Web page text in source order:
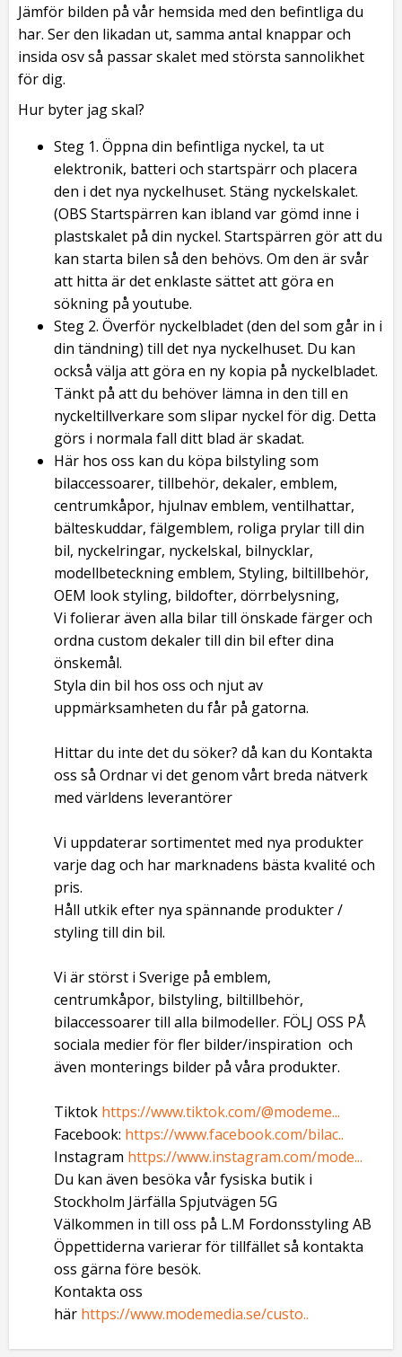
Jämför bilden på vår hemsida med den befintliga du
har. Ser den likadan ut, samma antal knappar och
insida osv så passar skalet med största sannolikhet
för dig.
Hur byter jag skal?
Steg 1. Öppna din befintliga nyckel, ta ut
elektronik, batteri och startspärr och placera
den i det nya nyckelhuset. Stäng nyckelskalet.
(OBS Startspärren kan ibland var gömd inne i
plastskalet på din nyckel. Startspärren gör att du
kan starta bilen så den behövs. Om den är svår
att hitta är det enklaste sättet att göra en
sökning på youtube.
Steg 2. Överför nyckelbladet (den del som går in i
din tändning) till det nya nyckelhuset. Du kan
också välja att göra en ny kopia på nyckelbladet.
Tänkt på att du behöver lämna in den till en
nyckeltillverkare som slipar nyckel för dig. Detta
görs i normala fall ditt blad är skadat.
Här hos oss kan du köpa bilstyling som
bilaccessoarer, tillbehör, dekaler, emblem,
centrumkåpor, hjulnav emblem, ventilhattar,
bälteskuddar, fälgemblem, roliga prylar till din
bil, nyckelringar, nyckelskal, bilnycklar,
modellbeteckning emblem, Styling, biltillbehör,
OEM look styling, bildofter, dörrbelysning,
Vi folierar även alla bilar till önskade färger och
ordna custom dekaler till din bil efter dina
önskemål.
Styla din bil hos oss och njut av
uppmärksamheten du får på gatorna.
Hittar du inte det du söker? då kan du Kontakta
oss så Ordnar vi det genom vårt breda nätverk
med världens leverantörer
Vi uppdaterar sortimentet med nya produkter
varje dag och har marknadens bästa kvalité och
pris.
Håll utkik efter nya spännande produkter /
styling till din bil.
Vi är störst i Sverige på emblem,
centrumkåpor, bilstyling, biltillbehör,
bilaccessoarer till alla bilmodeller. FÖLJ OSS PÅ
sociala medier för fler bilder/inspiration och
även monterings bilder på våra produkter.
Tiktok https://www.tiktok.com/@modeme...
Facebook: https://www.facebook.com/bilac..
Instagram https://www.instagram.com/mode...
Du kan även besöka vår fysiska butik i
Stockholm Järfälla Spjutvägen 5G
Välkommen in till oss på L.M Fordonsstyling AB
Öppettiderna varierar för tillfället så kontakta
oss gärna före besök.
Kontakta oss
här https://www.modemedia.se/custo..